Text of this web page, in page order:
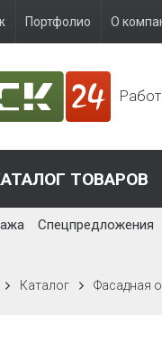
Портфолио О
ТОВАРОВ
Спецпредложения
Каталог Фасадная